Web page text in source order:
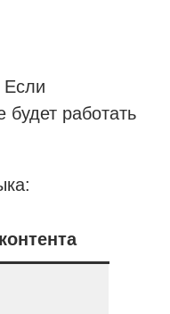
Если
будет работать